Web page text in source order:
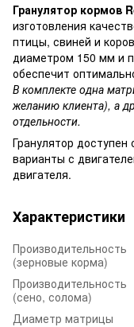
Гранулятор кормов
изготовления
птицы, свиней и
диаметром 150 мм и
обеспечит
В комплекте одна
желанию клиента), а
отдельности.
Гранулятор
варианты с
двигателя.
Характеристики
Производительность
(зерновые корма)
Производительность
(сено, солома)
Диаметр матрицы